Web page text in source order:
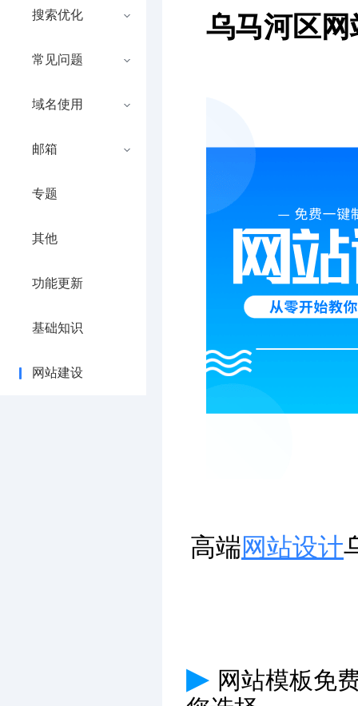
搜索优化
常见问题
域名使用
邮箱
专题
其他
功能更新
基础知识
网站建设
乌马河区网
高端网站设计
▶ 网站模板免